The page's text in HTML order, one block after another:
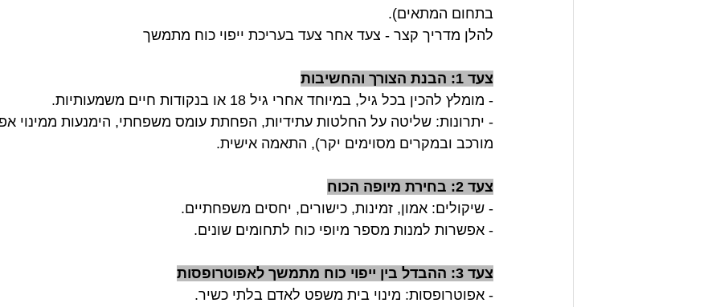
בתחום המתאים).
להלן מדריך קצר - צעד אחר צעד בעריכת ייפוי כוח מתמשך
צעד 1: הבנת הצורך והחשיבות
- מומלץ להכין בכל גיל, במיוחד אחרי גיל 18 או בנקודות חיים משמעותיות.
- יתרונות: שליטה על החלטות עתידיות, הפחתת עומס משפחתי, הימנעות ממינוי
מורכב ובמקרים מסוימים יקר), התאמה אישית.
צעד 2: בחירת מיופה הכוח
- שיקולים: אמון, זמינות, כישורים, יחסים משפחתיים.
- אפשרות למנות מספר מיופי כוח לתחומים שונים.
צעד 3: ההבדל בין ייפוי כוח מתמשך לאפוטרופסות
- אפוטרופסות: מינוי בית משפט לאדם בלתי כשיר.